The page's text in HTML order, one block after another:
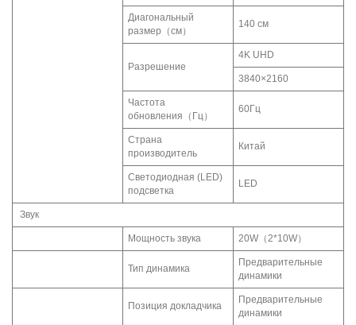
Диагональный
размер（см）
140 см
Разрешение
4K UHD
3840×2160
Частота
обновления（Гц）
60Гц
Страна
производитель
Китай
Светодиодная (LED)
подсветка
LED
Звук
Мощность звука 20W（2*10W）
Тип динамика
Предварительные
динамики
Позиция докладчика
Предварительные
динамики